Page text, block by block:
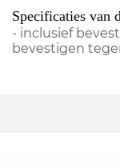
Specificaties van
- inclusief
bevestigen